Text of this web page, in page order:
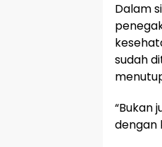
Dalam
sudah
“Bukan
dengan